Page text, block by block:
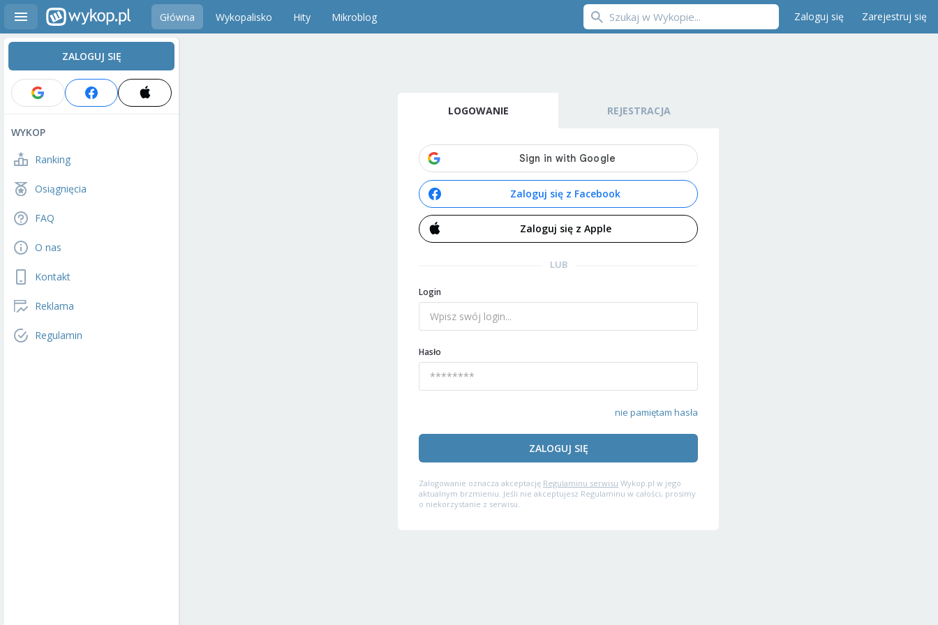
Główna Wykopalisko Hity Mikroblog Zaloguj się Zarejestruj się
ZALOGUJ SIĘ
WYKOP
Ranking
Osiągnięcia
FAQ
O nas
Kontakt
Reklama
Regulamin
LOGOWANIE REJESTRACJA
Zaloguj się z Facebook
Zaloguj się z Apple
LUB
Login
Hasło
nie pamiętam hasła
ZALOGUJ SIĘ
Zalogowanie oznacza akceptację Regulaminu serwisu Wykop.pl w jego
aktualnym brzmieniu. Jeśli nie akceptujesz Regulaminu w całości, prosimy
o niekorzystanie z serwisu.